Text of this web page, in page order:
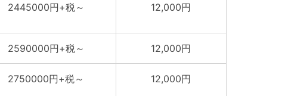
2445000円+税～ 12,000円
2590000円+税～ 12,000円
2750000円+税～ 12,000円